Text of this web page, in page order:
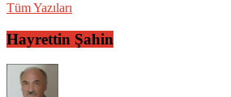
Tüm Yazıları
Hayrettin Şahin